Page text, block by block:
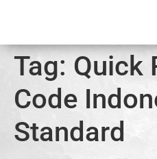
Tag: Quick
Code
Standard